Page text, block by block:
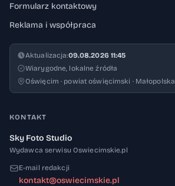
Formularz kontaktowy
Reklama i współpraca
Aktualizacja:09.08.2026 11:45
Wiarygodne, lokalne źródła
Oświęcim · powiat oświęcimski · Małopolska
KONTAKT
Sky Foto Studio
Wydawca serwisu Oswiecimskie.pl
E-mail redakcji
kontakt@oswiecimskie.pl